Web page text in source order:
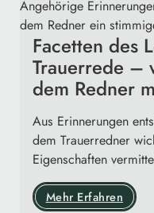
Facetten des
Trauerrede –
dem Redner
Aus Erinnerungen
dem Trauerredner
Eigenschaften
Mehr Erfahren